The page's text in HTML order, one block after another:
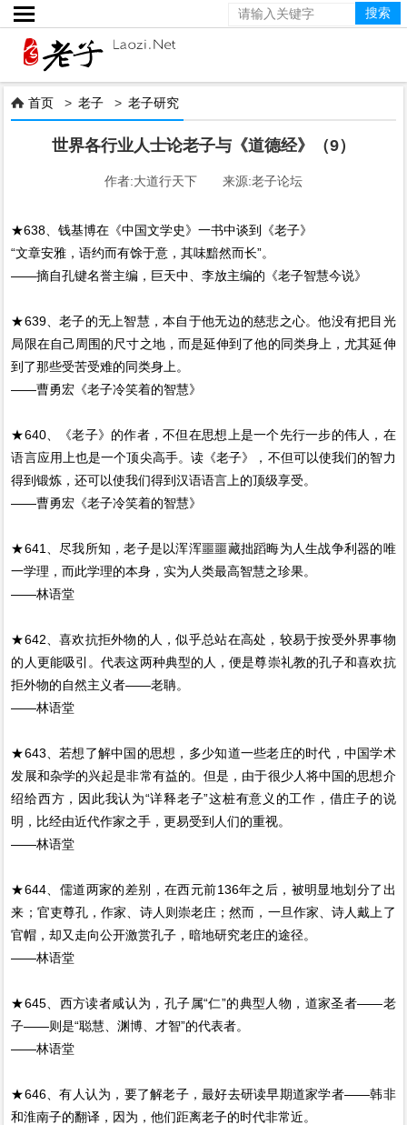

 首页 >老子 >老子研究
世界各行业人士论老子与《道德经》（9）
作者:大道行天下 来源:老子论坛
★638、钱基博在《中国文学史》一书中谈到《老子》
“文章安雅，语约而有馀于意，其味黯然而长”。
——摘自孔键名誉主编，巨天中、李放主编的《老子智慧今说》
★639、老子的无上智慧，本自于他无边的慈悲之心。他没有把目光
局限在自己周围的尺寸之地，而是延伸到了他的同类身上，尤其延伸
到了那些受苦受难的同类身上。
——曹勇宏《老子冷笑着的智慧》
★640、《老子》的作者，不但在思想上是一个先行一步的伟人，在
语言应用上也是一个顶尖高手。读《老子》，不但可以使我们的智力
得到锻炼，还可以使我们得到汉语语言上的顶级享受。
——曹勇宏《老子冷笑着的智慧》
★641、尽我所知，老子是以浑浑噩噩藏拙蹈晦为人生战争利器的唯
一学理，而此学理的本身，实为人类最高智慧之珍果。
——林语堂
★642、喜欢抗拒外物的人，似乎总站在高处，较易于按受外界事物
的人更能吸引。代表这两种典型的人，便是尊崇礼教的孔子和喜欢抗
拒外物的自然主义者——老聃。
——林语堂
★643、若想了解中国的思想，多少知道一些老庄的时代，中国学术
发展和杂学的兴起是非常有益的。但是，由于很少人将中国的思想介
绍给西方，因此我认为“详释老子”这桩有意义的工作，借庄子的说
明，比经由近代作家之手，更易受到人们的重视。
——林语堂
★644、儒道两家的差别，在西元前136年之后，被明显地划分了出
来；官吏尊孔，作家、诗人则崇老庄；然而，一旦作家、诗人戴上了
官帽，却又走向公开激赏孔子，暗地研究老庄的途径。
——林语堂
★645、西方读者咸认为，孔子属“仁”的典型人物，道家圣者——老
子——则是“聪慧、渊博、才智”的代表者。
——林语堂
★646、有人认为，要了解老子，最好去研读早期道家学者——韩非
和淮南子的翻译，因为，他们距离老子的时代非常近。